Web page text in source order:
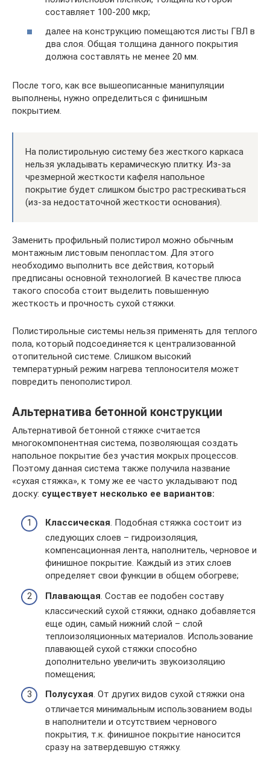
составляет 100-200 мкр;
далее на конструкцию помещаются листы ГВЛ в
два слоя. Общая толщина данного покрытия
должна составлять не менее 20 мм.
После того, как все вышеописанные манипуляции
выполнены, нужно определиться с финишным
покрытием.
На полистирольную систему без жесткого каркаса
нельзя укладывать керамическую плитку. Из-за
чрезмерной жесткости кафеля напольное
покрытие будет слишком быстро растрескиваться
(из-за недостаточной жесткости основания).
Заменить профильный полистирол можно обычным
монтажным листовым пенопластом. Для этого
необходимо выполнить все действия, который
предписаны основной технологией. В качестве плюса
такого способа стоит выделить повышенную
жесткость и прочность сухой стяжки.
Полистирольные системы нельзя применять для теплого
пола, который подсоединяется к централизованной
отопительной системе. Слишком высокий
температурный режим нагрева теплоносителя может
повредить пенополистирол.
Альтернатива бетонной конструкции
Альтернативой бетонной стяжке считается
многокомпонентная система, позволяющая создать
напольное покрытие без участия мокрых процессов.
Поэтому данная система также получила название
«сухая стяжка», к тому же ее часто укладывают под
доску: существует несколько ее вариантов:
Классическая. Подобная стяжка состоит из
следующих слоев – гидроизоляция,
компенсационная лента, наполнитель, черновое и
финишное покрытие. Каждый из этих слоев
определяет свои функции в общем обогреве;
Плавающая. Состав ее подобен составу
классический сухой стяжки, однако добавляется
еще один, самый нижний слой – слой
теплоизоляционных материалов. Использование
плавающей сухой стяжки способно
дополнительно увеличить звукоизоляцию
помещения;
Полусухая. От других видов сухой стяжки она
отличается минимальным использованием воды
в наполнители и отсутствием чернового
покрытия, т.к. финишное покрытие наносится
сразу на затвердевшую стяжку.